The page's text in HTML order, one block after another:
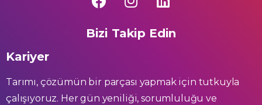
Bizi Takip Edin
Kariyer
Tarımı, çözümün bir parçası yapmak için tutkuyla
çalışıyoruz. Her gün yeniliği, sorumluluğu ve